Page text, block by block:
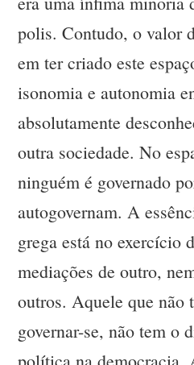
polis. Contudo, o valor
em ter criado este
isonomia e autonomia
absolutamente
outra sociedade. No
ninguém é governado
autogovernam. A
grega está no exercício
mediações de outro,
outros. Aquele que não
governar-se, não tem o